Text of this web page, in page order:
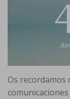
Os recordamos